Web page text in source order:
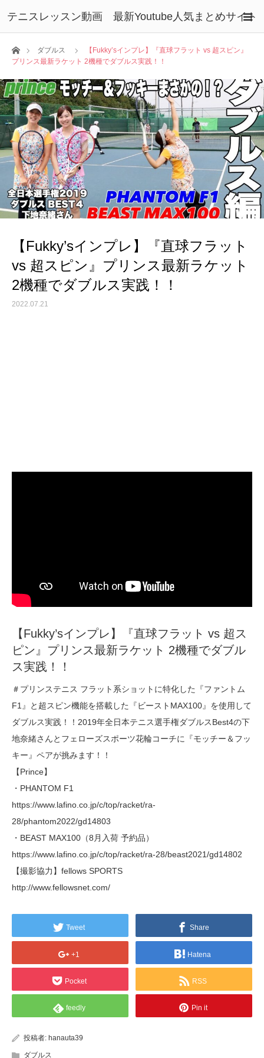
テニスレッスン動画 最新Youtube人気まとめサイト
ホームダブルス
【Fukky’sインプレ】『直球フラット vs 超スピン』
プリンス最新ラケット 2機種でダブルス実践！！
【Fukky’sインプレ】『直球フラット
vs 超スピン』プリンス最新ラケット
2機種でダブルス実践！！
2022.07.21
【Fukky’sインプレ】『直球フラット vs 超ス
ピン』プリンス最新ラケット 2機種でダブル
ス実践！！
＃プリンステニス フラット系ショットに特化した『ファントム
F1』と超スピン機能を搭載した『ビーストMAX100』を使用して
ダブルス実践！！2019年全日本テニス選手権ダブルスBest4の下
地奈緒さんとフェローズスポーツ花輪コーチに『モッチー＆フッ
キー』ペアが挑みます！！
【Prince】
・PHANTOM F1
https://www.lafino.co.jp/c/top/racket/ra-
28/phantom2022/gd14803
・BEAST MAX100（8月入荷 予約品）
https://www.lafino.co.jp/c/top/racket/ra-28/beast2021/gd14802
【撮影協力】fellows SPORTS
http://www.fellowsnet.com/
Tweet Share
+1 Hatena
Pocket RSS
feedly Pin it
投稿者: hanauta39
ダブルス